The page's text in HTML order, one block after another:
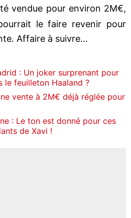
vendue pour environ 2M€,
le faire revenir pour
Affaire à suivre...
: Un joker surprenant pour
le feuilleton Haaland ?
vente à 2M€ déjà réglée pour
: Le ton est donné pour ces
de Xavi !